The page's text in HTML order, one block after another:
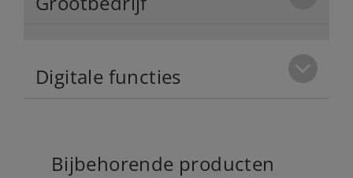
Digitale functies
Bijbehorende producten